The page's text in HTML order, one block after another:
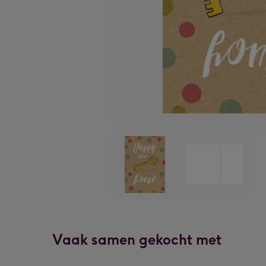
Vaak samen gekocht met